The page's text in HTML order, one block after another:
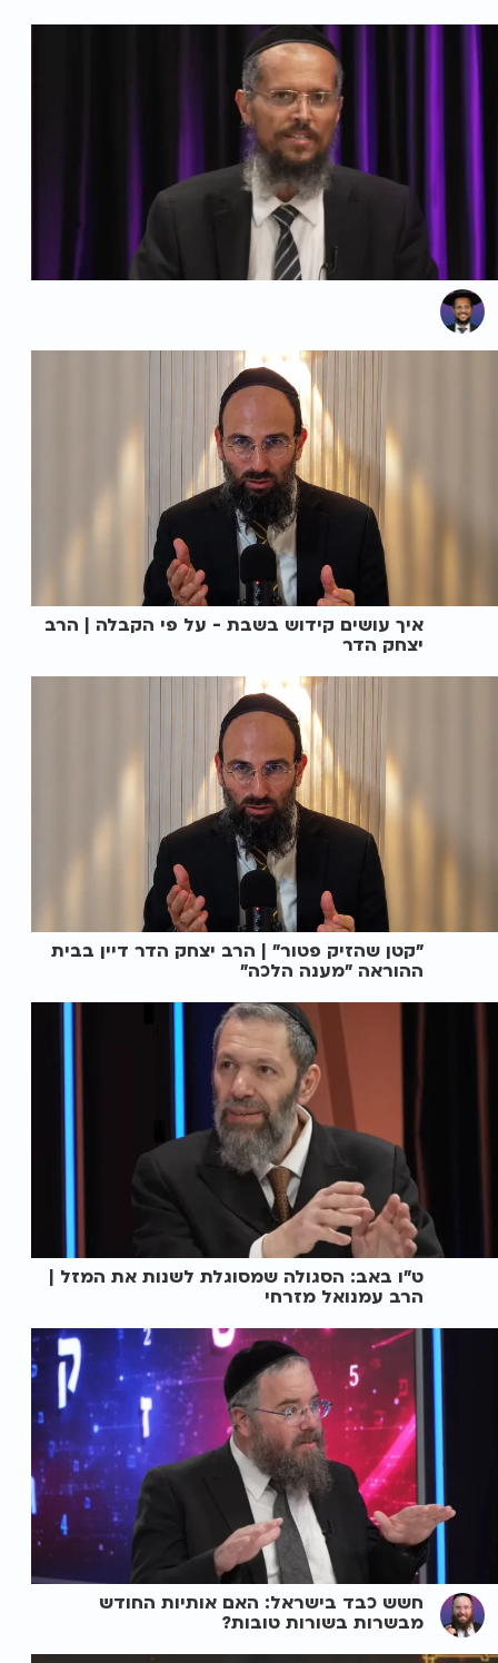
איך עושים קידוש בשבת - על פי הקבלה | הרב
יצחק הדר
"קטן שהזיק פטור" | הרב יצחק הדר דיין בבית
ההוראה "מענה הלכה"
ט"ו באב: הסגולה שמסוגלת לשנות את המזל |
הרב עמנואל מזרחי
חשש כבד בישראל: האם אותיות החודש
מבשרות בשורות טובות?